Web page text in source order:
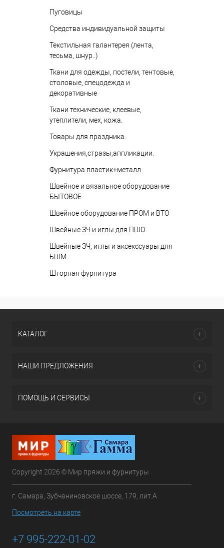
Пуговицы
Средства индивидуальной защиты
Текстильная галантерея (лента,
тесьма, шнур..)
Ткани для одежды, постели, тентовые,
столовые, спецодежда и
декоративные
Ткани технические, клеевые,
утеплители, мех, кожа.
Товары для праздника.
Украшения,стразы,аппликации.
Фурнитура пластик+металл
Швейное и вязальное оборудование
БЫТОВОЕ
Швейное оборудование ПРОМ и ВТО
Швейные ЗЧ и иглы для ПШО
Швейные ЗЧ, иглы и аксекссуары для
БШМ
Шторная фурнитура
КАТАЛОГ
НАШИ ПРЕДЛОЖЕНИЯ
ПОМОЩЬ И СЕРВИСЫ
Copyright 2026 © Мир пряжи и фурнитуры
г. Самара, Зубчаниновское шоссе, 179, лит.А
Посмотреть на карте
+7 995-222-01-02